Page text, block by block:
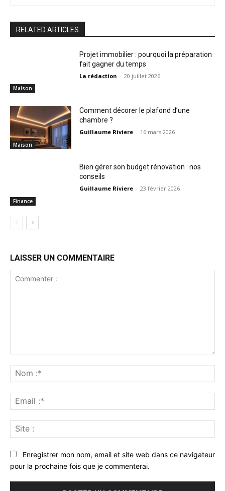
RELATED ARTICLES
Maison
Projet immobilier : pourquoi la préparation
fait gagner du temps
La rédaction - 20 juillet 2026
Maison
Comment décorer le plafond d’une
chambre ?
Guillaume Riviere - 16 mars 2026
Finance
Bien gérer son budget rénovation : nos
conseils
Guillaume Riviere - 23 février 2026
LAISSER UN COMMENTAIRE
:*
:*
:
Enregistrer mon nom, email et site web dans ce navigateur
pour la prochaine fois que je commenterai.